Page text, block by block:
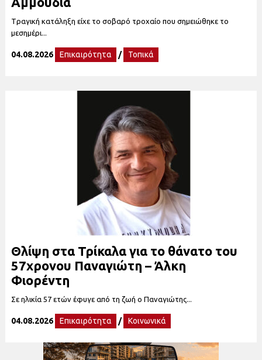
Tραγική κατάληξη είχε το σοβαρό τροχαίο που σημειώθηκε το
μεσημέρι...
04.08.2026 Επικαιρότητα / Τοπικά
Θλίψη στα Τρίκαλα για το θάνατο του
57χρονου Παναγιώτη – Άλκη
Φιορέντη
Σε ηλικία 57 ετών έφυγε από τη ζωή ο Παναγιώτης...
04.08.2026 Επικαιρότητα / Κοινωνικά